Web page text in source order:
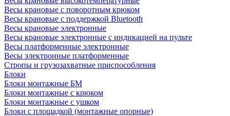
Весы крановые с поворотным крюком
Весы крановые с поддержкой Bluetooth
Весы крановые электронные
Весы крановые электронные с индикацией на пульте
Весы платформенные электронные
Весы электронные платформенные
Стропы и грузозахватные приспособления
Блоки
Блоки монтажные БМ
Блоки монтажные с крюком
Блоки монтажные с ушком
Блоки с площадкой (монтажные опорные)